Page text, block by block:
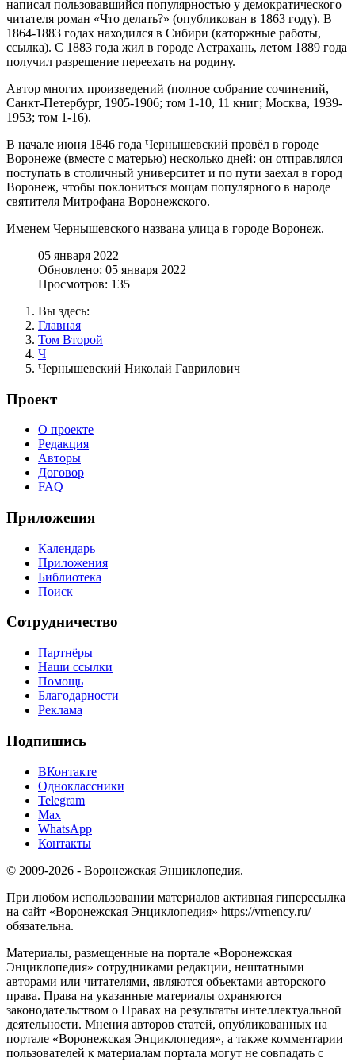
написал пользовавшийся популярностью у демократического
читателя роман «Что делать?» (опубликован в 1863 году). В
1864-1883 годах находился в Сибири (каторжные работы,
ссылка). С 1883 года жил в городе Астрахань, летом 1889 года
получил разрешение переехать на родину.
Автор многих произведений (полное собрание сочинений,
Санкт-Петербург, 1905-1906; том 1-10, 11 книг; Москва, 1939-
1953; том 1-16).
В начале июня 1846 года Чернышевский провёл в городе
Воронеже (вместе с матерью) несколько дней: он отправлялся
поступать в столичный университет и по пути заехал в город
Воронеж, чтобы поклониться мощам популярного в народе
святителя Митрофана Воронежского.
Именем Чернышевского названа улица в городе Воронеж.
05 января 2022
Обновлено: 05 января 2022
Просмотров: 135
Вы здесь:
Главная
Том Второй
Ч
Чернышевский Николай Гаврилович
Проект
О проекте
Редакция
Авторы
Договор
FAQ
Приложения
Календарь
Приложения
Библиотека
Поиск
Сотрудничество
Партнёры
Наши ссылки
Помощь
Благодарности
Реклама
Подпишись
ВКонтакте
Одноклассники
Telegram
Max
WhatsApp
Контакты
© 2009-2026 - Воронежская Энциклопедия.
При любом использовании материалов активная гиперссылка
на сайт «Воронежская Энциклопедия» https://vrnency.ru/
обязательна.
Материалы, размещенные на портале «Воронежская
Энциклопедия» сотрудниками редакции, нештатными
авторами или читателями, являются объектами авторского
права. Права на указанные материалы охраняются
законодательством о Правах на результаты интеллектуальной
деятельности. Мнения авторов статей, опубликованных на
портале «Воронежская Энциклопедия», а также комментарии
пользователей к материалам портала могут не совпадать с